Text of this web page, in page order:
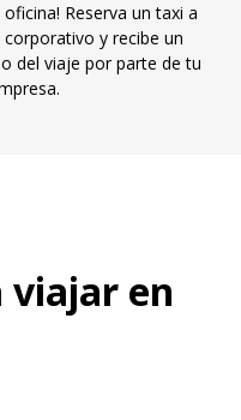
Reserva un taxi a
y recibe un
del viaje por parte de tu
viajar en